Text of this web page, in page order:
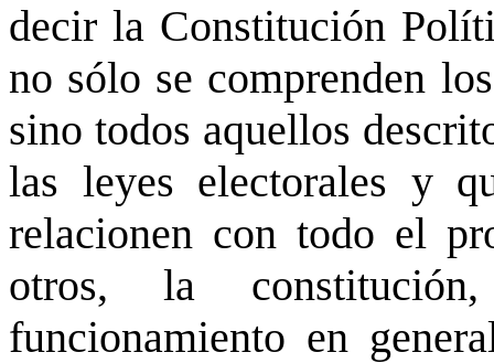
decir la Constitución
no sólo se comprenden
sino todos aquellos
las leyes electorales y
relacionen con todo el
otros, la
funcionamiento en